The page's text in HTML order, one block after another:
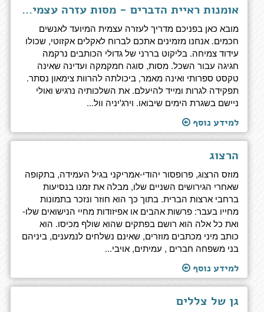
אומנות ראיית הדברים - מסות עזרה עצמית עבור חכמים
מובא כאן בפניכם מדריך לעזרה עצמית המיועד לאנשים
חכמים. אנחנו מזמינים אתכם לברוח לאקלים אקזוטי, שכולו
עידוד צמיחה. בליקוט בררני של גדולי הכותבים נרקמה
חגיגה עבור השכל. מסות, סוגה חמקמקה ועדינה שאינה
טקסט ספרותי ואינה מאמר, ביכולתה להרוות צימאון נסתר.
תפקידה לגרות ומייד להיעלם. את השלכותיה נרגיש ואולי
ניישם בשגרת הימים שיבואו. וירג'יניה וול...
למידע נוסף
הרצוג
מוזס הרצוג, פרופסור יהודי-אמריקני בגיל העמידה, בתקופה
שאחרי הגירושים השניים שלו, מבלה את זמנו בנסיעות
ברחבי ארצות הברית. בתוך כך הוא חוזר ונזכר בתמונות
מחייו בעבר: פרשות אהבים או אפיזודות מחיי הנישואים שלו-
ואת כל אלה הוא רושם בפתקים שהוא שולף מכיסו. הוא
כותב מיני מכתבים מוזרים, שאינם נשלחים לנמענים, ביניהם
בני משפחה חברים , עמיתים, אויבי...
למידע נוסף
גן של צללים